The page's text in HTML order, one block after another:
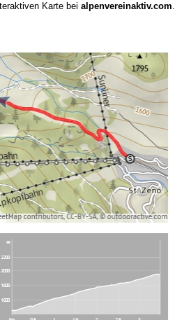
Karte bei alpenvereinaktiv.com.